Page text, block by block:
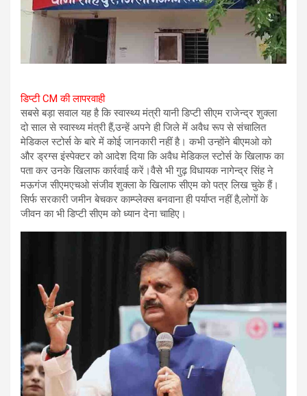
डिप्टी CM की लापरवाही
सबसे बड़ा सवाल यह है कि स्वास्थ्य मंत्री यानी डिप्टी सीएम राजेन्द्र शुक्ला
दो साल से स्वास्थ्य मंत्री हैं,उन्हें अपने ही जिले में अवैध रूप से संचालित
मेडिकल स्टोर्स के बारे में कोई जानकारी नहीं है। कभी उन्होंने बीएमओ को
और ड्रग्स इंस्पेक्टर को आदेश दिया कि अवैध मेडिकल स्टोर्स के खिलाफ का
पता कर उनके खिलाफ कार्रवाई करें।वैसे भी गुढ़ विधायक नागेन्द्र सिंह ने
मऊगंज सीएमएचओ संजीव शुक्ला के खिलाफ सीएम को पत्र लिख चुके हैं।
सिर्फ सरकारी जमीन बेचकर काम्प्लेक्स बनवाना ही पर्याप्त नहीं है,लोगों के
जीवन का भी डिप्टी सीएम को ध्यान देना चाहिए।